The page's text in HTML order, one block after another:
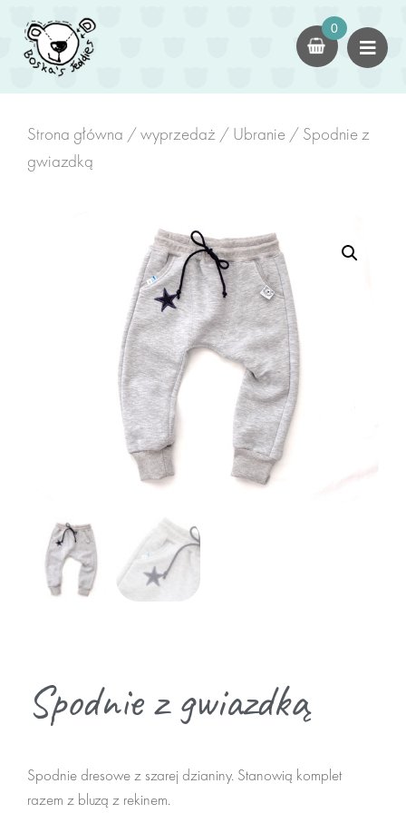
dla dorosłych
Kokony
czapki
dla dzieci
Kokony Dziecięce
Kombinezony/Rampersy
Kominy z Uszami
zabawki
zwierzaki
zrób sam misia
akcesoria
Maseczki
0
Strona główna /wyprzedaż / Ubranie / Spodnie z
gwiazdką
Spodnie z gwiazdką
Spodnie dresowe z szarej dzianiny. Stanowią komplet
razem z bluzą z rekinem.